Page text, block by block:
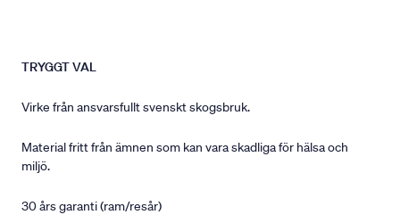
TRYGGT VAL
Virke från ansvarsfullt svenskt skogsbruk.
Material fritt från ämnen som kan vara skadliga för hälsa och
miljö.
30 års garanti (ram/resår)